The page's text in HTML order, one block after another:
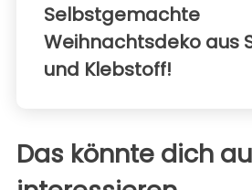
Selbstgemachte
Weihnachtsdeko aus
und Klebstoff!
Das könnte dich